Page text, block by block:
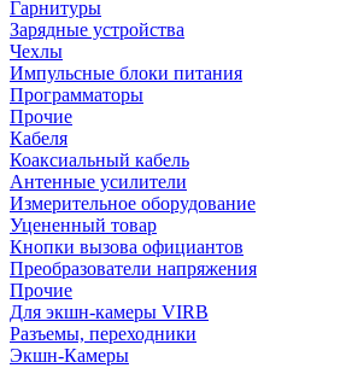
Гарнитуры
Зарядные устройства
Чехлы
Импульсные блоки питания
Программаторы
Прочие
Кабеля
Коаксиальный кабель
Антенные усилители
Измерительное оборудование
Уцененный товар
Кнопки вызова официантов
Преобразователи напряжения
Прочие
Для экшн-камеры VIRB
Разъемы, переходники
Экшн-Камеры